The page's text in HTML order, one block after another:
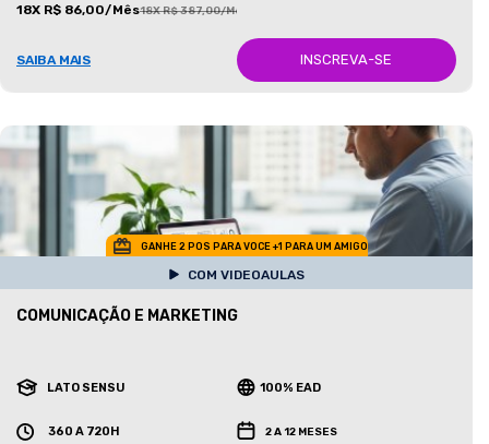
18X R$ 86,00/Mês18X R$ 387,00/Mês
SAIBA MAIS INSCREVA-SE
GANHE 2 POS PARA VOCE +1 PARA UM AMIGO
COM VIDEOAULAS
COMUNICAÇÃO E MARKETING
LATO SENSU 100% EAD
360 A 720H 2 A 12 MESES